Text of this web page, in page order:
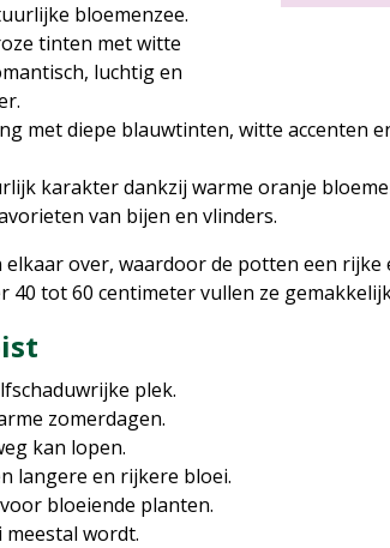
bloemenzee.
tinten met witte
luchtig en
met diepe blauwtinten, witte accenten
karakter dankzij warme oranje
van bijen en vlinders.
over, waardoor de potten een
40 tot 60 centimeter vullen ze
plek.
zomerdagen.
kan lopen.
langere en rijkere bloei.
bloeiende planten.
meestal wordt.